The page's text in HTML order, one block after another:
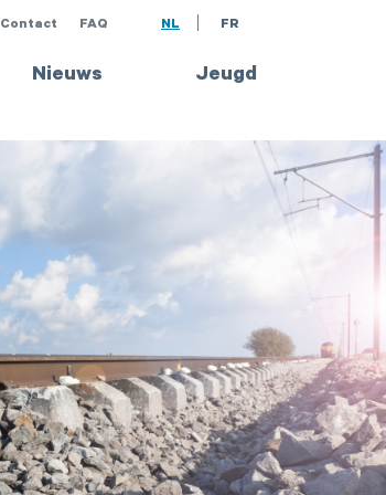
Contact FAQ NL FR
Nieuws Jeugd